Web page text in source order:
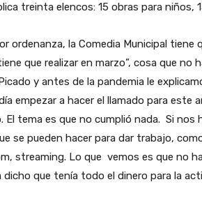
treinta elencos: 15 obras para niños,
ordenanza, la Comedia Municipal tiene
que realizar en marzo”, cosa que no
y antes de la pandemia le
empezar a hacer el llamado para este
El tema es que no cumplió nada. Si nos
se pueden hacer para dar trabajo,
streaming. Lo que vemos es que no
dicho que tenía todo el dinero para la